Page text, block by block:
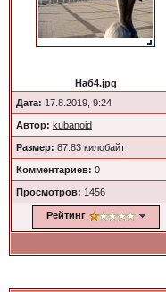
Наб4.jpg
Дата: 17.8.2019, 9:24
Автор: kubanoid
Размер: 87.83 килобайт
Комментариев: 0
Просмотров: 1456
Рейтинг